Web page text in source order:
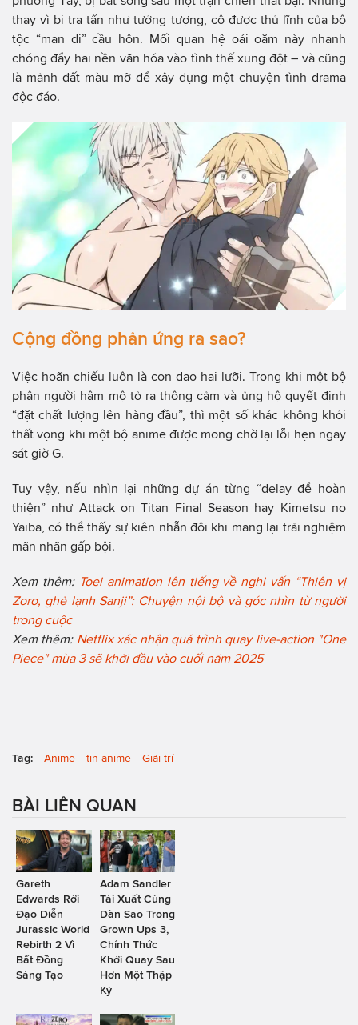
thay vì bị tra tấn như tưởng tượng, cô được thủ lĩnh của bộ
tộc “man di” cầu hôn. Mối quan hệ oái oăm này nhanh
chóng đẩy hai nền văn hóa vào tình thế xung đột – và cũng
là mảnh đất màu mỡ để xây dựng một chuyện tình drama
độc đáo.
Cộng đồng phản ứng ra sao?
Việc hoãn chiếu luôn là con dao hai lưỡi. Trong khi một bộ
phận người hâm mộ tỏ ra thông cảm và ủng hộ quyết định
“đặt chất lượng lên hàng đầu”, thì một số khác không khỏi
thất vọng khi một bộ anime được mong chờ lại lỗi hẹn ngay
sát giờ G.
Tuy vậy, nếu nhìn lại những dự án từng “delay để hoàn
thiện” như Attack on Titan Final Season hay Kimetsu no
Yaiba, có thể thấy sự kiên nhẫn đôi khi mang lại trải nghiệm
mãn nhãn gấp bội.
Xem thêm: Toei animation lên tiếng về nghi vấn “Thiên vị
Zoro, ghẻ lạnh Sanji”: Chuyện nội bộ và góc nhìn từ người
trong cuộc
Xem thêm: Netflix xác nhận quá trình quay live-action "One
Piece" mùa 3 sẽ khởi đầu vào cuối năm 2025
Tag: Anime tin anime Giải trí
BÀI LIÊN QUAN
Gareth
Edwards Rời
Đạo Diễn
Jurassic World
Rebirth 2 Vì
Bất Đồng
Sáng Tạo
Adam Sandler
Tái Xuất Cùng
Dàn Sao Trong
Grown Ups 3,
Chính Thức
Khởi Quay Sau
Hơn Một Thập
Kỷ